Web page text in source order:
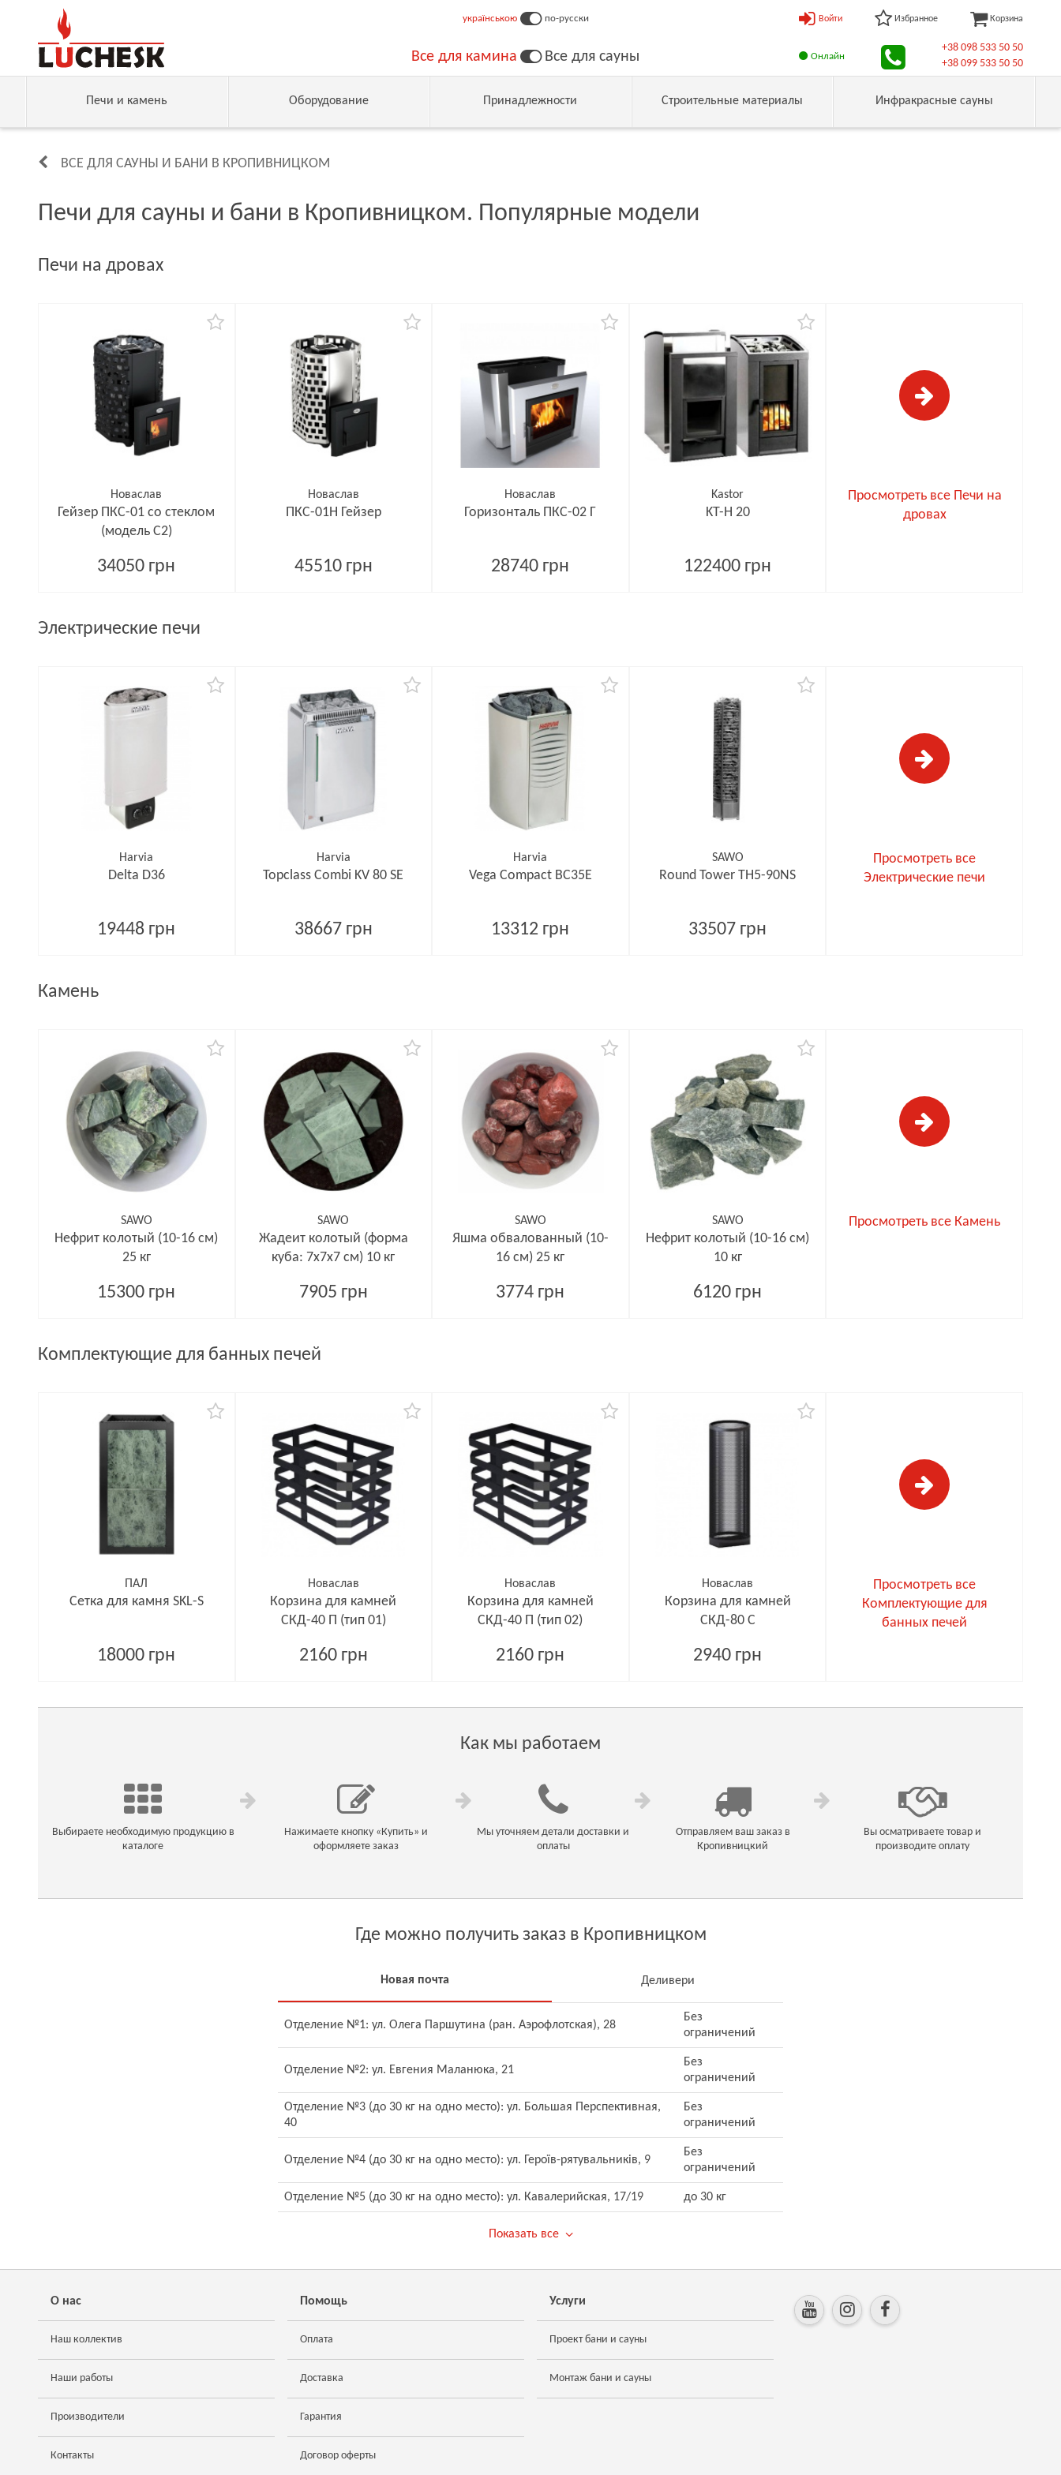
українською по-русски
Все для камина Все для сауны
Войти Избранное Корзина
Онлайн
+38 098 533 50 50
+38 099 533 50 50
Печи и камень Оборудование Принадлежности Строительные материалы Инфракрасные сауны
ВСЕ ДЛЯ САУНЫ И БАНИ В КРОПИВНИЦКОМ
Печи для сауны и бани в Кропивницком. Популярные модели
Печи на дровах
Новаслав
Гейзер ПКС-01 со стеклом
(модель С2)
34050 грн
Новаслав
ПКС-01Н Гейзер
45510 грн
Новаслав
Горизонталь ПКС-02 Г
28740 грн
Kastor
KT-H 20
122400 грн
Просмотреть все Печи на
дровах
Электрические печи
Harvia
Delta D36
19448 грн
Harvia
Topclass Combi KV 80 SE
38667 грн
Harvia
Vega Compact BC35E
13312 грн
SAWO
Round Tower TH5-90NS
33507 грн
Просмотреть все
Электрические печи
Камень
SAWO
Нефрит колотый (10-16 см)
25 кг
15300 грн
SAWO
Жадеит колотый (форма
куба: 7x7x7 см) 10 кг
7905 грн
SAWO
Яшма обвалованный (10-
16 см) 25 кг
3774 грн
SAWO
Нефрит колотый (10-16 см)
10 кг
6120 грн
Просмотреть все Камень
Комплектующие для банных печей
ПАЛ
Сетка для камня SKL-S
18000 грн
Новаслав
Корзина для камней
СКД-40 П (тип 01)
2160 грн
Новаслав
Корзина для камней
СКД-40 П (тип 02)
2160 грн
Новаслав
Корзина для камней
СКД-80 С
2940 грн
Просмотреть все
Комплектующие для
банных печей
Как мы работаем
Выбираете необходимую продукцию в
каталоге
Нажимаете кнопку «Купить» и
оформляете заказ
Мы уточняем детали доставки и
оплаты
Отправляем ваш заказ в
Кропивницкий
Вы осматриваете товар и
производите оплату
Где можно получить заказ в Кропивницком
Новая почта Деливери
Отделение №1: ул. Олега Паршутина (ран. Аэрофлотская), 28
Без
ограничений
Отделение №2: ул. Евгения Маланюка, 21
Без
ограничений
Отделение №3 (до 30 кг на одно место): ул. Большая Перспективная,
40
Без
ограничений
Отделение №4 (до 30 кг на одно место): ул. Героїв-рятувальників, 9
Без
ограничений
Отделение №5 (до 30 кг на одно место): ул. Кавалерийская, 17/19 до 30 кг
Показать все
О нас
Наш коллектив
Наши работы
Производители
Контакты
Помощь
Оплата
Доставка
Гарантия
Договор оферты
Услуги
Проект бани и сауны
Монтаж бани и сауны